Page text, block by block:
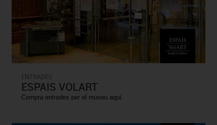
ESPAIS VOLART
Compra entrades per el museu aquí